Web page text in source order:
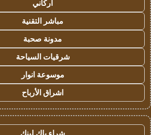
أركاني
مباشر التقنية
مدونة صحبة
شرقيات السياحة
موسوعة انوار
اشراق الأرباح
شراء باك لينك